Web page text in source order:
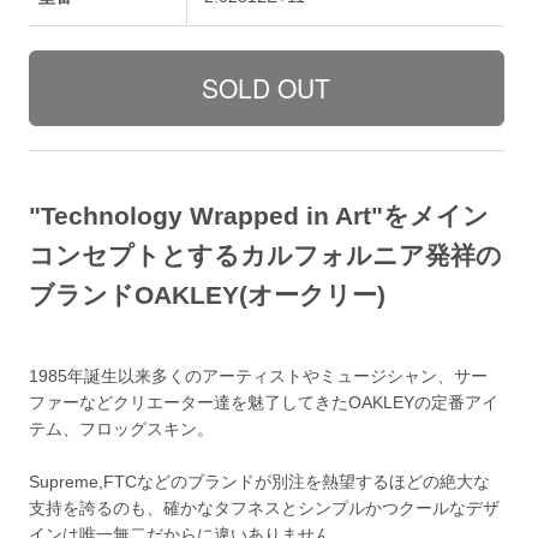
"Technology Wrapped in Art"をメイン
コンセプトとするカルフォルニア発祥の
ブランドOAKLEY(オークリー)
1985年誕生以来多くのアーティストやミュージシャン、サー
ファーなどクリエーター達を魅了してきたOAKLEYの定番アイ
テム、フロッグスキン。
Supreme,FTCなどのブランドが別注を熱望するほどの絶大な
支持を誇るのも、確かなタフネスとシンプルかつクールなデザ